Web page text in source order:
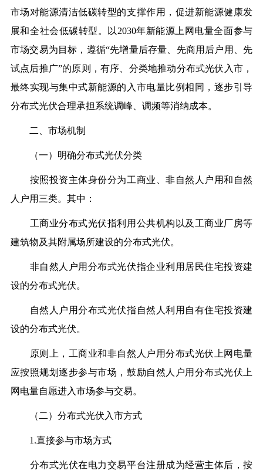
市场对能源清洁低碳转型的支撑作用，促进新能源健康发
展和全社会低碳转型。以2030年新能源上网电量全面参与
市场交易为目标，遵循“先增量后存量、先商用后户用、先
试点后推广”的原则，有序、分类地推动分布式光伏入市，
最终实现与集中式新能源的入市电量比例相同，逐步引导
分布式光伏合理承担系统调峰、调频等消纳成本。
二、市场机制
（一）明确分布式光伏分类
按照投资主体身份分为工商业、非自然人户用和自然
人户用三类。其中：
工商业分布式光伏指利用公共机构以及工商业厂房等
建筑物及其附属场所建设的分布式光伏。
非自然人户用分布式光伏指企业利用居民住宅投资建
设的分布式光伏。
自然人户用分布式光伏指自然人利用自有住宅投资建
设的分布式光伏。
原则上，工商业和非自然人户用分布式光伏上网电量
应按照规划逐步参与市场，鼓励自然人户用分布式光伏上
网电量自愿进入市场参与交易。
（二）分布式光伏入市方式
1.直接参与市场方式
分布式光伏在电力交易平台注册成为经营主体后，按